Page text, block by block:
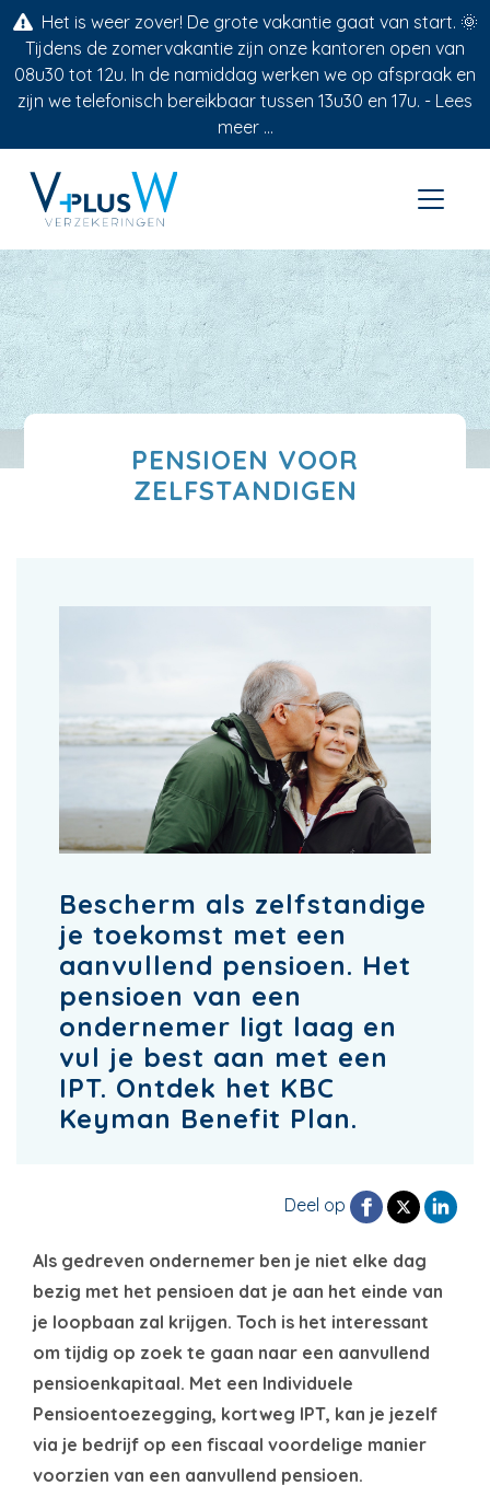
Het is weer zover! De grote vakantie gaat van start. 🌞
Tijdens de zomervakantie zijn onze kantoren open van
08u30 tot 12u. In de namiddag werken we op afspraak en
zijn we telefonisch bereikbaar tussen 13u30 en 17u. - Lees
meer ...
PENSIOEN VOOR
ZELFSTANDIGEN
Bescherm als zelfstandige
je toekomst met een
aanvullend pensioen. Het
pensioen van een
ondernemer ligt laag en
vul je best aan met een
IPT. Ontdek het KBC
Keyman Benefit Plan.
Deel op
Als gedreven ondernemer ben je niet elke dag
bezig met het pensioen dat je aan het einde van
je loopbaan zal krijgen. Toch is het interessant
om tijdig op zoek te gaan naar een aanvullend
pensioenkapitaal. Met een Individuele
Pensioentoezegging, kortweg IPT, kan je jezelf
via je bedrijf op een fiscaal voordelige manier
voorzien van een aanvullend pensioen.